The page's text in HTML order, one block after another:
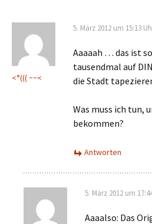
<°((( ~~<
5. März 2012 um 15:13
Aaaaah … das ist
tausendmal auf
die Stadt
Was muss ich tun,
bekommen?
Antworten
5. März 2012 um
Aaaalso: Das